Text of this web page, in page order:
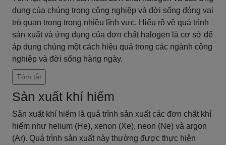
dụng của chúng trong công nghiệp và đời sống đóng vai
trò quan trọng trong nhiều lĩnh vực. Hiểu rõ về quá trình
sản xuất và ứng dụng của đơn chất halogen là cơ sở để
áp dụng chúng một cách hiệu quả trong các ngành công
nghiệp và đời sống hàng ngày.
Tóm tắt
Sản xuất khí hiếm
Sản xuất khí hiếm là quá trình sản xuất các đơn chất khí
hiếm như helium (He), xenon (Xe), neon (Ne) và argon
(Ar). Quá trình sản xuất này thường được thực hiện